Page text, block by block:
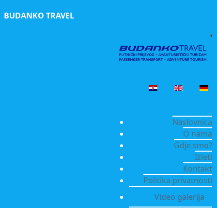
BUDANKO TRAVEL
Naslovnica
O nama
Gdje smo?
Izleti
Kontakt
Politika privatnosti
Video galerija